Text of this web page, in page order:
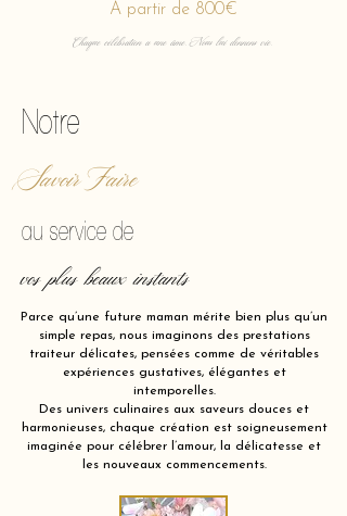
A partir de 800€
Chaque célébration a une âme. Nous lui donnons vie.
Notre
Savoir Faire
au service de
vos plus beaux instants
Parce qu’une future maman mérite bien plus qu’un
simple repas, nous imaginons des prestations
traiteur délicates, pensées comme de véritables
expériences gustatives, élégantes et
intemporelles.
Des univers culinaires aux saveurs douces et
harmonieuses, chaque création est soigneusement
imaginée pour célébrer l’amour, la délicatesse et
les nouveaux commencements.